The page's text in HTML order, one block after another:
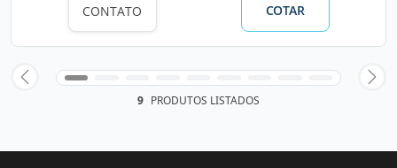
CONTATO COTAR
9 PRODUTOS LISTADOS